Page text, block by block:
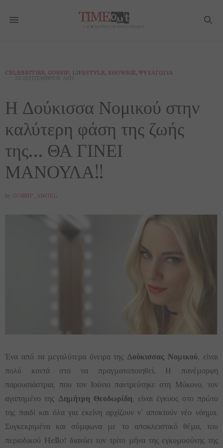
CELEBRITIES, GOSSIP, LIFESTYLE, SHOWBIZ, ΨΥΧΑΓΩΓΊΑ
20 ΣΕΠΤΕΜΒΡΊΟΥ 2017
Η Δούκισσα Νομικού στην
καλύτερη φάση της ζωής
της… ΘΑ ΓΙΝΕΙ
ΜΑΝΟΥΛΑ!!
by GOSSIP_ANGEL
Ένα από τα μεγαλύτερα όνειρα της Δούκισσας Νομικού , είναι
πολύ κοντά στο να πραγματοποιηθεί. Η πανέμορφη
παρουσιάστρια, που τον Ιούνιο παντρεύτηκε στη Μύκονο, τον
αγαπημένο της Δημήτρη Θεοδωρίδη , είναι έγκυος στο πρώτο
της παιδί και όλα για εκείνη αρχίζουν ν’ αποκτούν νέο νόημα.
Συγκεκριμένα και σύμφωνα με το αποκλειστικό θέμα, του
περιοδικού Hello! διανύει τον τρίτο μήνα της εγκυμοσύνης της